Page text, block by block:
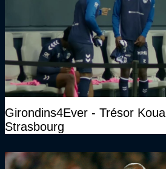
Girondins4Ever - Trésor
Strasbourg